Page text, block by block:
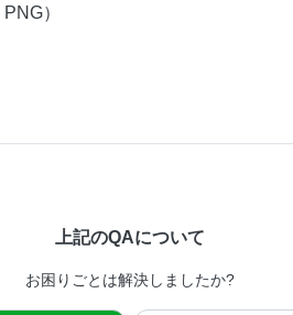
）
上記のQAについて
お困りごとは解決しましたか?